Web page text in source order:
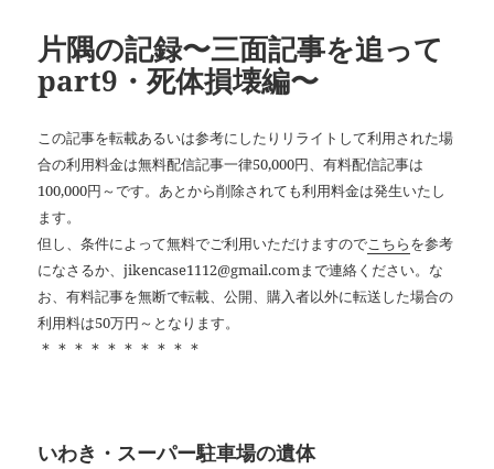
片隅の記録〜三面記事を追って
part9・死体損壊編〜
この記事を転載あるいは参考にしたりリライトして利用された場
合の利用料金は無料配信記事一律50,000円、有料配信記事は
100,000円～です。あとから削除されても利用料金は発生いたし
ます。
但し、条件によって無料でご利用いただけますのでこちらを参考
になさるか、jikencase1112@gmail.comまで連絡ください。な
お、有料記事を無断で転載、公開、購入者以外に転送した場合の
利用料は50万円～となります。
＊＊＊＊＊＊＊＊＊＊
いわき・スーパー駐車場の遺体